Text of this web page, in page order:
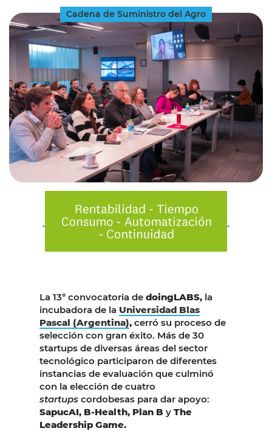
Cadena de Suministro del Agro
La 13° convocatoria de doingLABS, la
incubadora de la Universidad Blas
Pascal (Argentina), cerró su proceso de
selección con gran éxito. Más de 30
startups de diversas áreas del sector
tecnológico participaron de diferentes
instancias de evaluación que culminó
con la elección de cuatro
startups cordobesas para dar apoyo:
SapucAI, B-Health, Plan B y The
Leadership Game.